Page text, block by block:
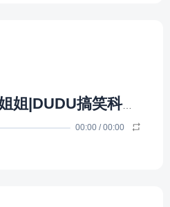
林子姐姐|DUDU搞笑科学课
00:00 /00:00